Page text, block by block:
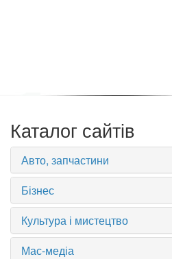
Каталог сайтів
Авто, запчастини
Бізнес
Культура і мистецтво
Мас-медіа